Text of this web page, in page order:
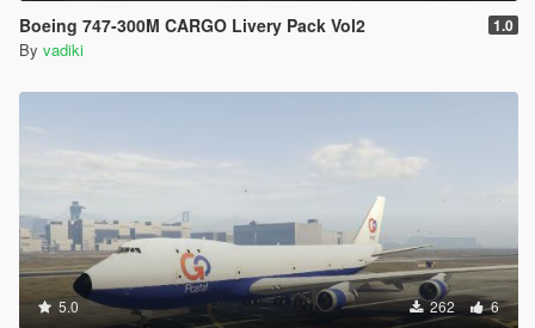
Boeing 747-300M CARGO Livery Pack Vol2 1.0
By vadiki
5.0 262 6